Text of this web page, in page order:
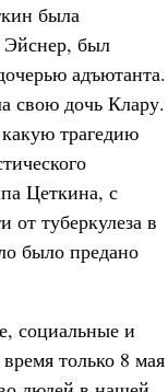
была
Эйснер, был
адъютанта.
свою дочь Клару.
трагедию
Цеткина, с
от туберкулеза в
было предано
социальные и
только 8 мая